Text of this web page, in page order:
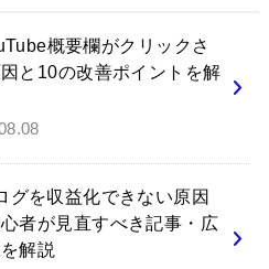
概要欄がクリックさ
と10の改善ポイントを解
グを収益化できない原因
者が見直すべき記事・広
解説